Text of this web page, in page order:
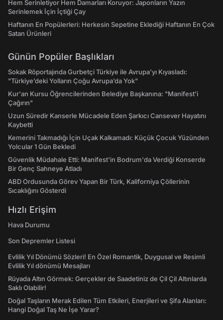
Hem Serinletiyor Hem Damarları Koruyor: Japonların Yazın
Serinlemek İçin İçtiği Çay
Haftanın En Popülerleri: Herkesin Sepetine Eklediği Haftanın En Çok
Satan Ürünleri
Günün Popüler Başlıkları
Sokak Röportajında Gurbetçi Türkiye ile Avrupa'yı Kıyasladı:
"Türkiye’deki Yolların Çoğu Avrupa’da Yok"
Kur'an Kursu Öğrencilerinden Belediye Başkanına: "Manifest’i
Çağırın"
Uzun Süredir Kanserle Mücadele Eden Şarkıcı Cansever Hayatını
Kaybetti
Kemerini Takmadığı İçin Uçak Kalkamadı: Küçük Çocuk Yüzünden
Yolcular 1 Gün Bekledi
Güvenlik Müdahale Etti: Manifest'in Bodrum'da Verdiği Konserde
Bir Genç Sahneye Atladı
ABD Ordusunda Görev Yapan Bir Türk, Kaliforniya Çöllerinin
Sıcaklığını Gösterdi
Hızlı Erişim
Hava Durumu
Son Depremler Listesi
Evlilik Yıl Dönümü Sözleri! En Özel Romantik, Duygusal ve Resimli
Evlilik Yıl dönümü Mesajları
Rüyada Altın Görmek: Gerçekler de Saadetiniz de Çil Çil Altınlarda
Saklı Olabilir!
Doğal Taşların Merak Edilen Tüm Etkileri, Enerjileri ve Şifa Alanları:
Hangi Doğal Taş Ne İşe Yarar?